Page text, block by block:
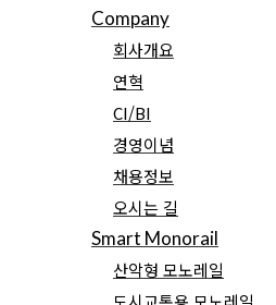
Company
회사개요
연혁
CI/BI
경영이념
채용정보
오시는 길
Smart Monorail
산악형 모노레일
필수 입력창은*로 표시되어